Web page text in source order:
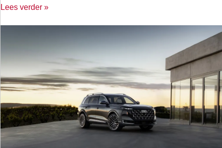
Lees verder »